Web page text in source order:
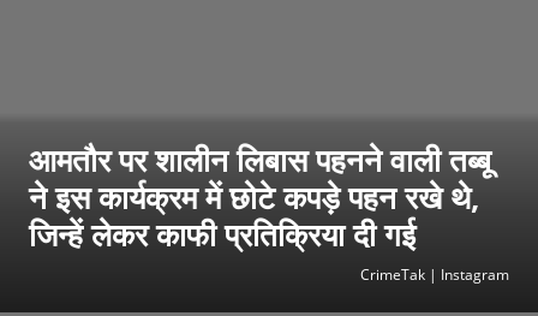
आमतौर पर शालीन लिबास पहनने वाली तब्बू
ने इस कार्यक्रम में छोटे कपड़े पहन रखे थे,
जिन्हें लेकर काफी प्रतिक्रिया दी गई
CrimeTak | Instagram